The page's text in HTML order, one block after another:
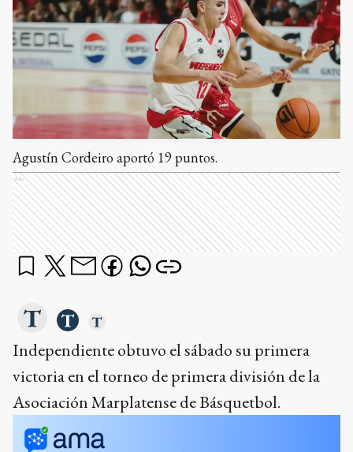
Agustín Cordeiro aportó 19 puntos.
Ads
Independiente obtuvo el sábado su primera
victoria en el torneo de primera división de la
Asociación Marplatense de Básquetbol.